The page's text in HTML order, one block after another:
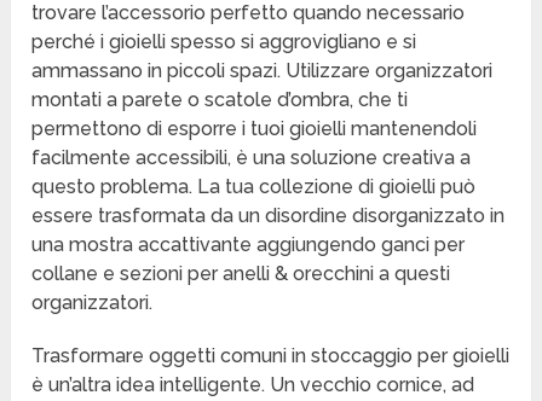
trovare l’accessorio perfetto quando necessario
perché i gioielli spesso si aggrovigliano e si
ammassano in piccoli spazi. Utilizzare organizzatori
montati a parete o scatole d’ombra, che ti
permettono di esporre i tuoi gioielli mantenendoli
facilmente accessibili, è una soluzione creativa a
questo problema. La tua collezione di gioielli può
essere trasformata da un disordine disorganizzato in
una mostra accattivante aggiungendo ganci per
collane e sezioni per anelli & orecchini a questi
organizzatori.
Trasformare oggetti comuni in stoccaggio per gioielli
è un’altra idea intelligente. Un vecchio cornice, ad